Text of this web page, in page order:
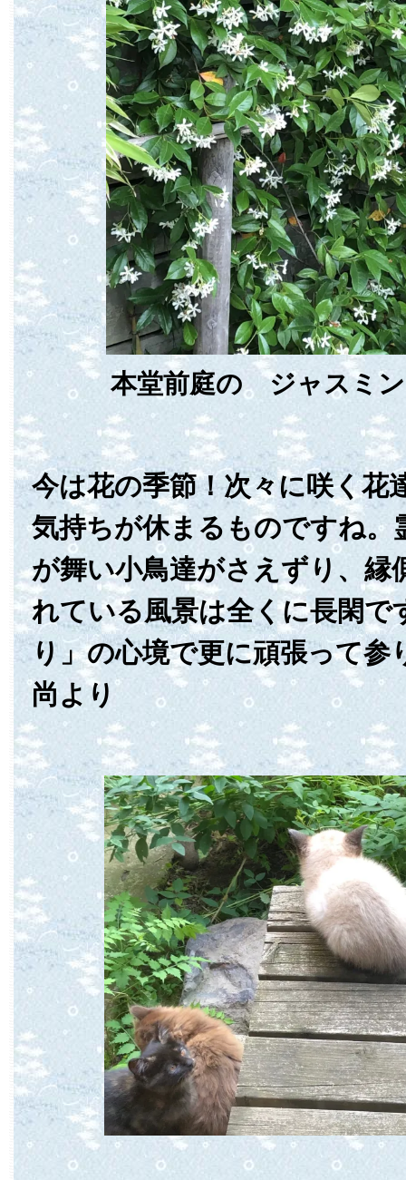
本堂前庭の ジャスミ
今は花の季節！次々に咲く花
気持ちが休まるものですね。
が舞い小鳥達がさえずり、縁
れている風景は全くに長閑で
り」の心境で更に頑張って参
尚より